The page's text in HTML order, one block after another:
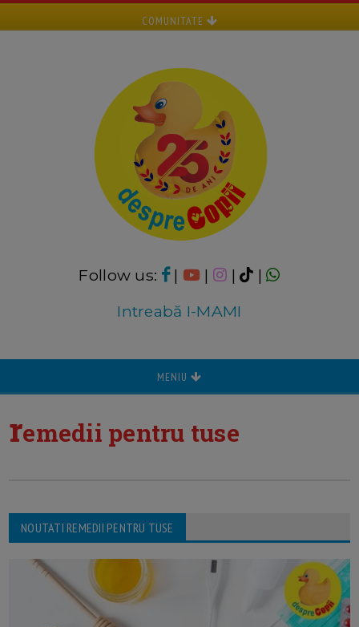
COMUNITATE
Follow us: | | |
|
Intreabă I-MAMI
MENIU
remedii pentru tuse
NOUTATI REMEDII PENTRU TUSE